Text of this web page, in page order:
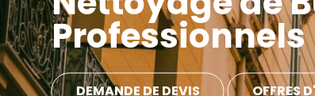
Professionnels
DEMANDE DE DEVIS OFFRES